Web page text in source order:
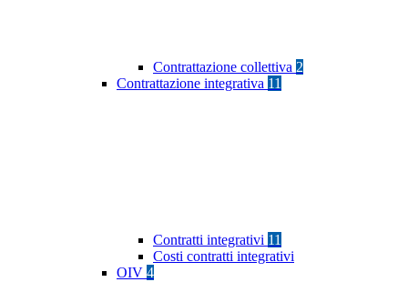
Contrattazione collettiva 2
Contrattazione integrativa 11
Contratti integrativi 11
Costi contratti integrativi
OIV 4